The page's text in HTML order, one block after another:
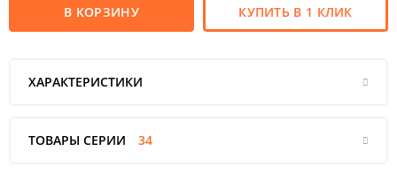
В КОРЗИНУ КУПИТЬ В 1 КЛИК
ХАРАКТЕРИСТИКИ
ТОВАРЫ СЕРИИ 34